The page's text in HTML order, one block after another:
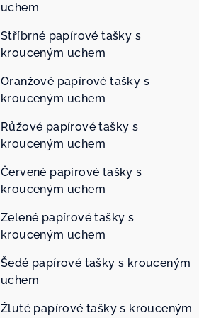
uchem
Stříbrné papírové tašky s
krouceným uchem
Oranžové papírové tašky s
krouceným uchem
Růžové papírové tašky s
krouceným uchem
Červené papírové tašky s
krouceným uchem
Zelené papírové tašky s
krouceným uchem
Šedé papírové tašky s krouceným
uchem
Žluté papírové tašky s krouceným